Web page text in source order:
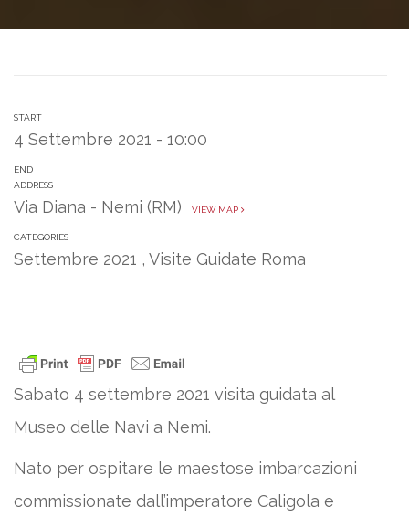
START
4 Settembre 2021 - 10:00
END
ADDRESS
Via Diana - Nemi (RM) VIEW MAP
CATEGORIES
Settembre 2021 , Visite Guidate Roma
Sabato 4 settembre 2021 visita guidata al
Museo delle Navi a Nemi.
Nato per ospitare le maestose imbarcazioni
commissionate dall’imperatore Caligola e